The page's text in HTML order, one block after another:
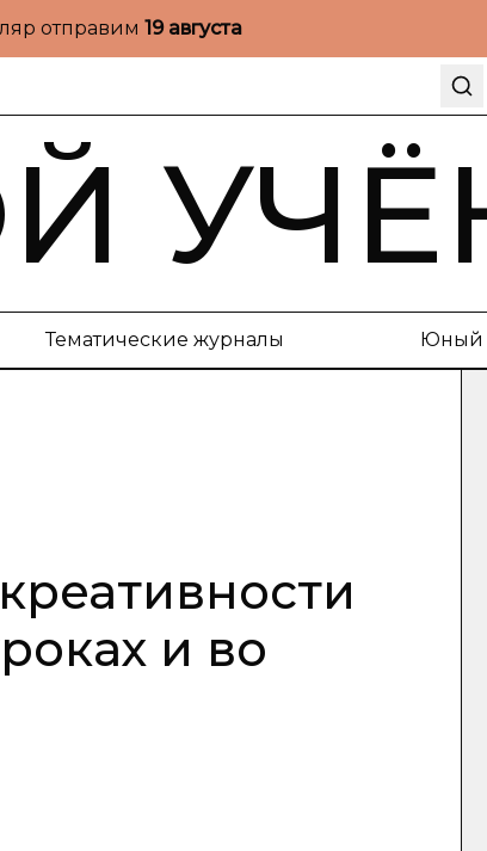
отправим 19 августа
Тематические журналы Юный
и во